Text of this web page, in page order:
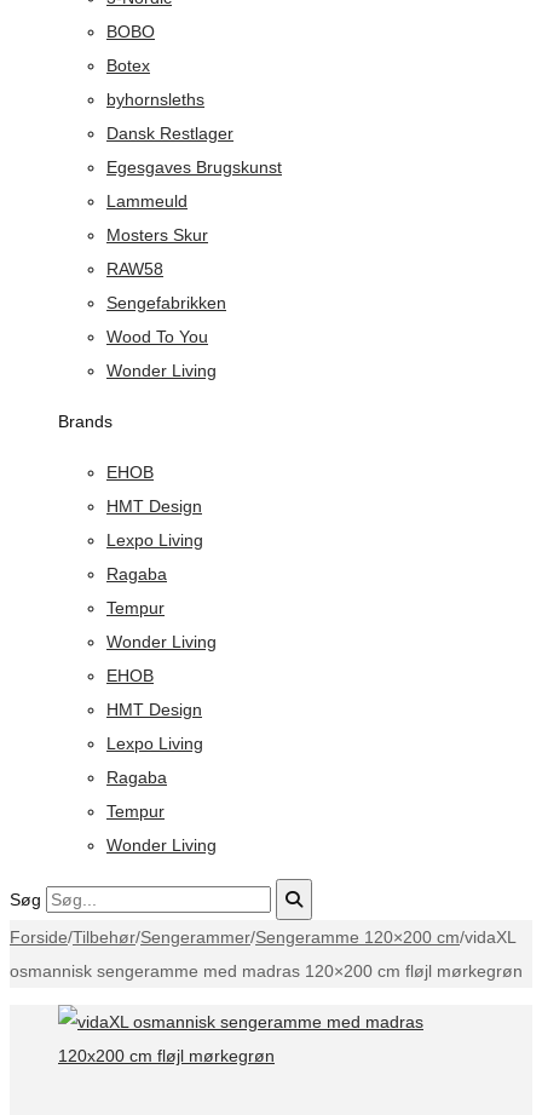
BOBO
Botex
byhornsleths
Dansk Restlager
Egesgaves Brugskunst
Lammeuld
Mosters Skur
RAW58
Sengefabrikken
Wood To You
Wonder Living
Brands
EHOB
HMT Design
Lexpo Living
Ragaba
Tempur
Wonder Living
EHOB
HMT Design
Lexpo Living
Ragaba
Tempur
Wonder Living
Søg
Forside/Tilbehør/Sengerammer/Sengeramme 120×200 cm/vidaXL
osmannisk sengeramme med madras 120×200 cm fløjl mørkegrøn